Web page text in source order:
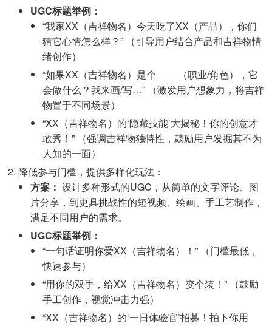
UGC标题举例：
“我家XX（吉祥物名）今天吃了XX（产品），你们
猜它心情怎么样？” （引导用户结合产品和吉祥物情
绪创作）
“如果XX（吉祥物名）是个____（职业/角色），它
会做什么？我来画/写…” （激发用户想象力，将吉祥
物置于不同场景）
“XX（吉祥物名）的‘隐藏技能’大揭秘！你的创意才
敢秀！” （强调吉祥物独特性，鼓励用户发掘其不为
人知的一面）
降低参与门槛，提供多样化玩法：
方案： 设计多种形式的UGC，从简单的文字评论、图
片分享，到更具挑战性的短视频、绘画、手工艺制作，
满足不同用户的需求。
UGC标题举例：
“一句话证明你爱XX（吉祥物名）！” （门槛最低，
快速参与）
“用你的双手，给XX（吉祥物名）变个装！” （鼓励
手工创作，视觉冲击力强）
“XX（吉祥物名）的‘一日体验官’招募！拍下你用